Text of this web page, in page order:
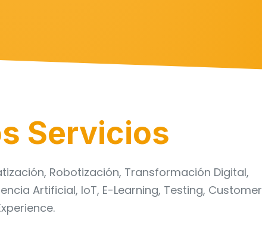
Servicios
Robotización, Transformación Digital,
Artificial, IoT, E-Learning, Testing, Customer